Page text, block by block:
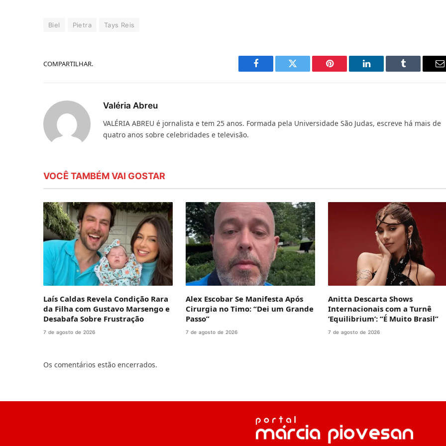
Biel Pietra Tays Reis
COMPARTILHAR.
Facebook Twitter Pinterest LinkedIn Tumblr
Valéria Abreu
VALÉRIA ABREU é jornalista e tem 25 anos. Formada pela Universidade São Judas, escreve há mais de
quatro anos sobre celebridades e televisão.
VOCÊ TAMBÉM VAI GOSTAR
Laís Caldas Revela Condição Rara
da Filha com Gustavo Marsengo e
Desabafa Sobre Frustração
7 de agosto de 2026
Alex Escobar Se Manifesta Após
Cirurgia no Timo: “Dei um Grande
Passo”
7 de agosto de 2026
Anitta Descarta Shows
Internacionais com a Turnê
‘Equilibrium’: “É Muito Brasil”
7 de agosto de 2026
Os comentários estão encerrados.